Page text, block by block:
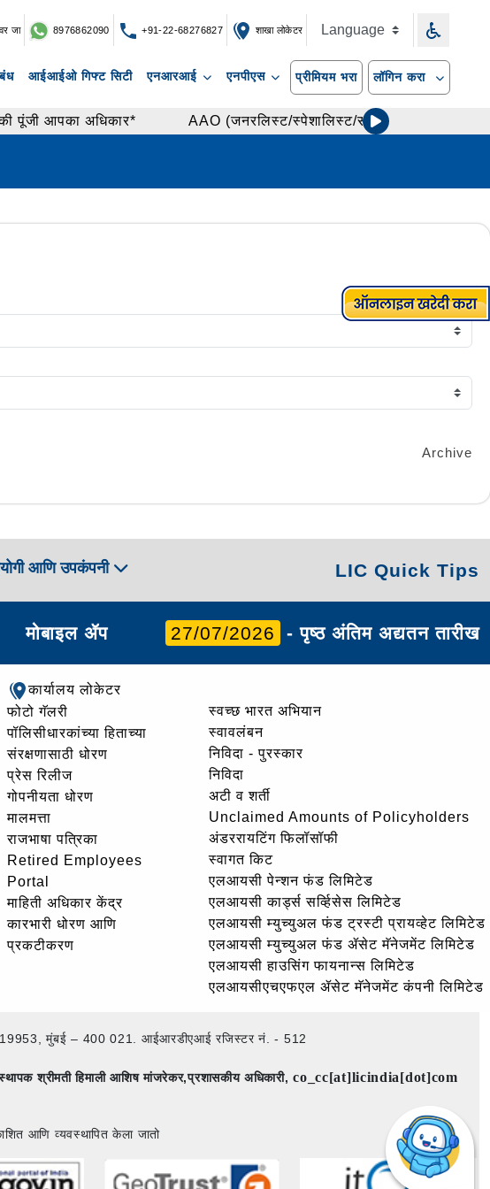
जा 8976862090 +91-22-68276827 शाखा लोकेटर
आईआईओ गिफ्ट सिटी एनआरआई एनपीएस प्रीमियम भरा लॉगिन करा
आपका अधिकार* AAO (जनरलिस्ट/स्पेशालिस्ट/सहाय्यक अभियंता)-
Archive
आणि उपकंपनी LIC Quick Tips
मोबाइल ॲप 27/07/2026 - पृष्ठ अंतिम अद्यतन तारीख
कार्यालय लोकेटर
फोटो गॅलरी
पॉलिसीधारकांच्या हिताच्या
संरक्षणासाठी धोरण
प्रेस रिलीज
गोपनीयता धोरण
मालमत्ता
राजभाषा पत्रिका
Retired Employees
Portal
माहिती अधिकार केंद्र
कारभारी धोरण आणि
प्रकटीकरण
स्वच्छ भारत अभियान
स्वावलंबन
निविदा - पुरस्कार
निविदा
अटी व शर्ती
Unclaimed Amounts of Policyholders
अंडररायटिंग फिलॉसॉफी
स्वागत किट
एलआयसी पेन्शन फंड लिमिटेड
एलआयसी कार्ड्स सर्व्हिसेस लिमिटेड
एलआयसी म्युच्युअल फंड ट्रस्टी प्रायव्हेट लिमिटेड
एलआयसी म्युच्युअल फंड ॲसेट मॅनेजमेंट लिमिटेड
एलआयसी हाउसिंग फायनान्स लिमिटेड
एलआयसीएचएफएल ॲसेट मॅनेजमेंट कंपनी लिमिटेड
नं. 19953, मुंबई – 400 021. आईआरडीएआई रजिस्टर नं. - 512
श्रीमती हिमाली आशिष मांजरेकर,प्रशासकीय अधिकारी, co_cc[at]licindia[dot]com
आणि व्यवस्थापित केला जातो